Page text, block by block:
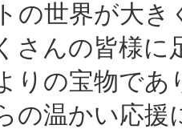
の世界が大
さんの皆様
りの宝物で
の温かい応